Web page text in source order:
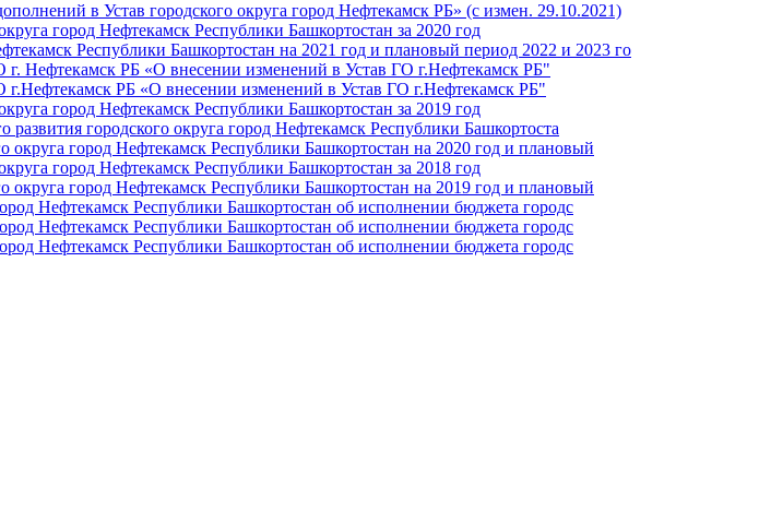
в Устав городского округа город Нефтекамск РБ» (с измен. 29.10.2021)
город Нефтекамск Республики Башкортостан за 2020 год
Республики Башкортостан на 2021 год и плановый период 2022 и 2023 го
Нефтекамск РБ «О внесении изменений в Устав ГО г.Нефтекамск РБ"
РБ «О внесении изменений в Устав ГО г.Нефтекамск РБ"
город Нефтекамск Республики Башкортостан за 2019 год
городского округа город Нефтекамск Республики Башкортоста
город Нефтекамск Республики Башкортостан на 2020 год и плановый
город Нефтекамск Республики Башкортостан за 2018 год
город Нефтекамск Республики Башкортостан на 2019 год и плановый
Нефтекамск Республики Башкортостан об исполнении бюджета городс
Нефтекамск Республики Башкортостан об исполнении бюджета городс
Нефтекамск Республики Башкортостан об исполнении бюджета городс